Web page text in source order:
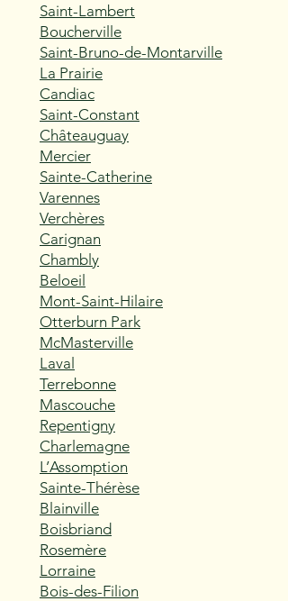
Saint-Lambert
Boucherville
Saint-Bruno-de-Montarville
La Prairie
Candiac
Saint-Constant
Châteauguay
Mercier
Sainte-Catherine
Varennes
Verchères
Carignan
Chambly
Beloeil
Mont-Saint-Hilaire
Otterburn Park
McMasterville
Laval
Terrebonne
Mascouche
Repentigny
Charlemagne
L’Assomption
Sainte-Thérèse
Blainville
Boisbriand
Rosemère
Lorraine
Bois-des-Filion